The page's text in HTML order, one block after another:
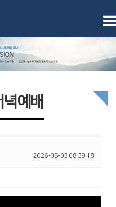
예배
2026-05-03 08:39:18